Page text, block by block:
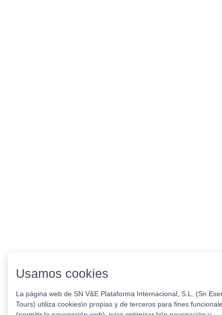
Usamos cookies
La página web de SN V&E Plataforma Internacional, S.L. (Sn
Tours) utiliza cookies\n propias y de terceros para fines